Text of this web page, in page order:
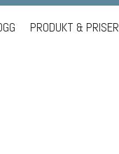
PRODUKT & PRISER